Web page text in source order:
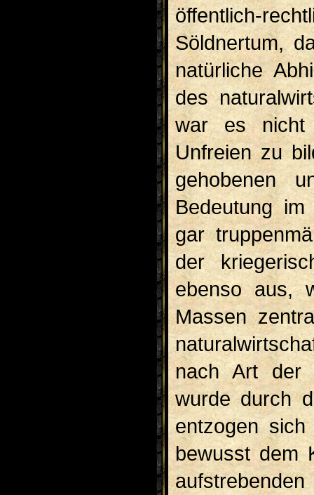
öffentlich-
Söldnertum,
natürliche
des
war es nicht
Unfreien zu
gehobenen
Bedeutung
gar
der
ebenso aus,
Massen
nach Art der
wurde durch
entzogen
bewusst dem